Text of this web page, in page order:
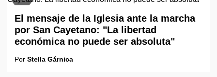
El mensaje de la Iglesia ante la marcha
por San Cayetano: "La libertad
económica no puede ser absoluta"
Por Stella Gárnica